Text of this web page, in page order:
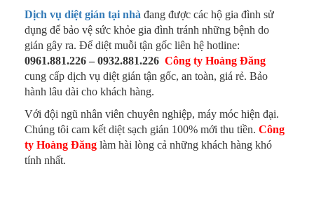
Dịch vụ diệt gián tại nhà đang được các hộ gia đình sử
dụng để bảo vệ sức khỏe gia đình tránh những bệnh do
gián gây ra. Để diệt muỗi tận gốc liên hệ hotline:
0961.881.226 – 0932.881.226 Công ty Hoàng Đăng
cung cấp dịch vụ diệt gián tận gốc, an toàn, giá rẻ. Bảo
hành lâu dài cho khách hàng.
Với đội ngũ nhân viên chuyên nghiệp, máy móc hiện đại.
Chúng tôi cam kết diệt sạch gián 100% mới thu tiền. Công
ty Hoàng Đăng làm hài lòng cả những khách hàng khó
tính nhất.